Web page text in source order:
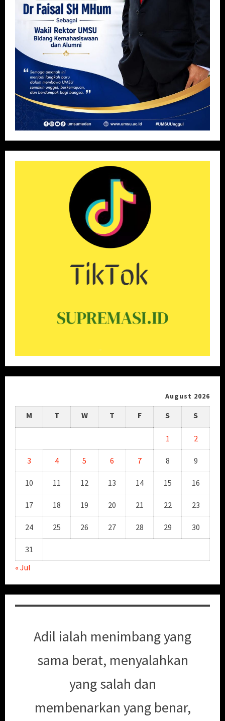
August 2026
M T W T F S S
1 2
3 4 5 6 7 8 9
10 11 12 13 14 15 16
17 18 19 20 21 22 23
24 25 26 27 28 29 30
31
« Jul
Adil ialah menimbang yang
sama berat, menyalahkan
yang salah dan
membenarkan yang benar,